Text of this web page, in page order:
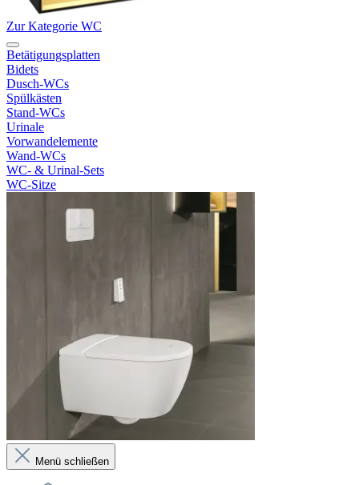
Zur Kategorie WC
Betätigungsplatten
Bidets
Dusch-WCs
Spülkästen
Stand-WCs
Urinale
Vorwandelemente
Wand-WCs
WC- & Urinal-Sets
WC-Sitze
Menü schließen